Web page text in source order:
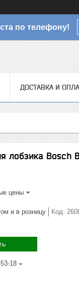
по телефону!
ДОСТАВКА И
лобзика Bosch
цены
и в розницу Код:
18